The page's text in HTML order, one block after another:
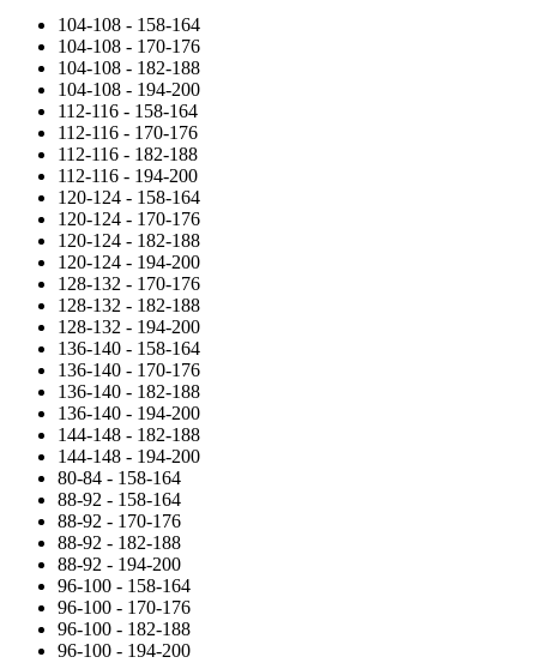
104-108 - 158-164
104-108 - 170-176
104-108 - 182-188
104-108 - 194-200
112-116 - 158-164
112-116 - 170-176
112-116 - 182-188
112-116 - 194-200
120-124 - 158-164
120-124 - 170-176
120-124 - 182-188
120-124 - 194-200
128-132 - 170-176
128-132 - 182-188
128-132 - 194-200
136-140 - 158-164
136-140 - 170-176
136-140 - 182-188
136-140 - 194-200
144-148 - 182-188
144-148 - 194-200
80-84 - 158-164
88-92 - 158-164
88-92 - 170-176
88-92 - 182-188
88-92 - 194-200
96-100 - 158-164
96-100 - 170-176
96-100 - 182-188
96-100 - 194-200